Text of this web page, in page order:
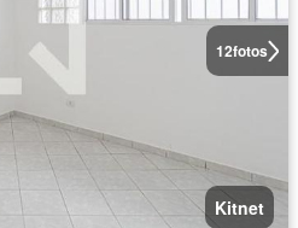
12fotos
Kitnet